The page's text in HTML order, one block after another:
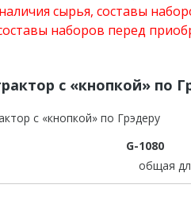
сырья, составы
наборов перед
с «кнопкой» по
G-1080
общая